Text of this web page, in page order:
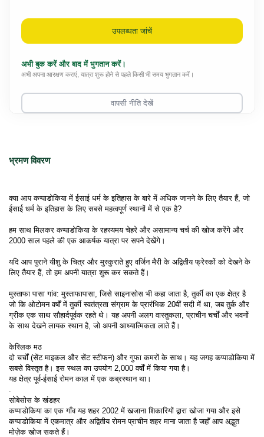
भ्रमण विवरण
क्या आप कप्पाडोकिया में ईसाई धर्म के इतिहास के बारे में अधिक जानने के लिए तैयार हैं, जो
ईसाई धर्म के इतिहास के लिए सबसे महत्वपूर्ण स्थानों में से एक है?
हम साथ मिलकर कप्पाडोकिया के रहस्यमय चेहरे और असामान्य चर्च की खोज करेंगे और
2000 साल पहले की एक आकर्षक यात्रा पर सपने देखेंगे।
यदि आप पुराने यीशु के चित्र और मुस्कुराते हुए वर्जिन मैरी के अद्वितीय फ्रेस्कों को देखने के
लिए तैयार हैं, तो हम अपनी यात्रा शुरू कर सकते हैं।
मुस्ताफा पासा गांव: मुस्ताफापासा, जिसे साइनासोस भी कहा जाता है, तुर्की का एक क्षेत्र है
जो कि ओटोमन वर्षों में तुर्की स्वतंत्रता संग्राम के प्रारंभिक 20वीं सदी में था, जब तुर्क और
ग्रीक एक साथ सौहार्दपूर्वक रहते थे। यह अपनी अलग वास्तुकला, प्राचीन चर्चों और भवनों
के साथ देखने लायक स्थान है, जो अपनी आध्यात्मिकता लाते हैं।
केस्लिक मठ
दो चर्चों (सेंट माइकल और सेंट स्टीफन) और गुफा कमरों के साथ। यह जगह कप्पाडोकिया में
सबसे विस्तृत है। इस स्थल का उपयोग 2,000 वर्षों में किया गया है।
यह क्षेत्र पूर्व-ईसाई रोमन काल में एक कब्रस्थान था।
.
सोबेसोस के खंडहर
कप्पाडोकिया का एक गाँव यह शहर 2002 में खजाना शिकारियों द्वारा खोजा गया और इसे
कप्पाडोकिया में एकमात्र और अद्वितीय रोमन प्राचीन शहर माना जाता है जहाँ आप अद्भुत
मोज़ेक खोज सकते हैं।
उपलब्धता जांचें
अभी बुक करें और बाद में भुगतान करें।
अभी अपना आरक्षण कराएं, यात्रा शुरू होने से पहले किसी भी समय भुगतान करें।
वापसी नीति देखें